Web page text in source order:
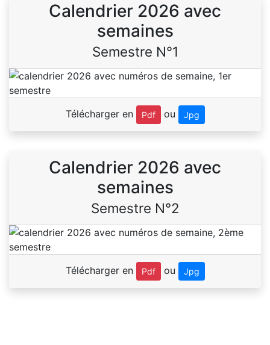
Calendrier 2026 avec
semaines
Semestre N°1
Télécharger en Pdf ou Jpg
Calendrier 2026 avec
semaines
Semestre N°2
Télécharger en Pdf ou Jpg